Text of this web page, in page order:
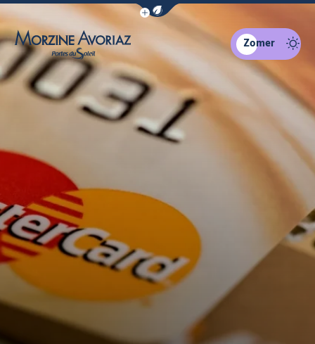
Navigatiebalk eco-modus
Morzine Avoriaz
Zomer